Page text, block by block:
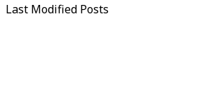
Last Modified Posts